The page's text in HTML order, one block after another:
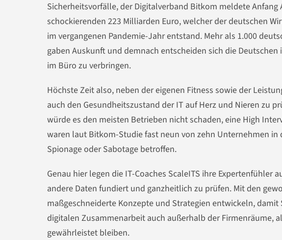
Sicherheitsvorfälle, der Digitalverband Bitkom meldete Anfang
schockierenden 223 Milliarden Euro, welcher der deutschen
im vergangenen Pandemie-Jahr entstand. Mehr als 1.000
gaben Auskunft und demnach entscheiden sich die
im Büro zu verbringen.
Höchste Zeit also, neben der eigenen Fitness sowie der
auch den Gesundheitszustand der IT auf Herz und Nieren zu
würde es den meisten Betrieben nicht schaden, eine High
waren laut Bitkom-Studie fast neun von zehn Unternehmen in
Spionage oder Sabotage betroffen.
Genau hier legen die IT-Coaches ScaleITS ihre Expertenfühler
andere Daten fundiert und ganzheitlich zu prüfen. Mit den
maßgeschneiderte Konzepte und Strategien entwickeln,
digitalen Zusammenarbeit auch außerhalb der Firmenräume,
gewährleistet bleiben.